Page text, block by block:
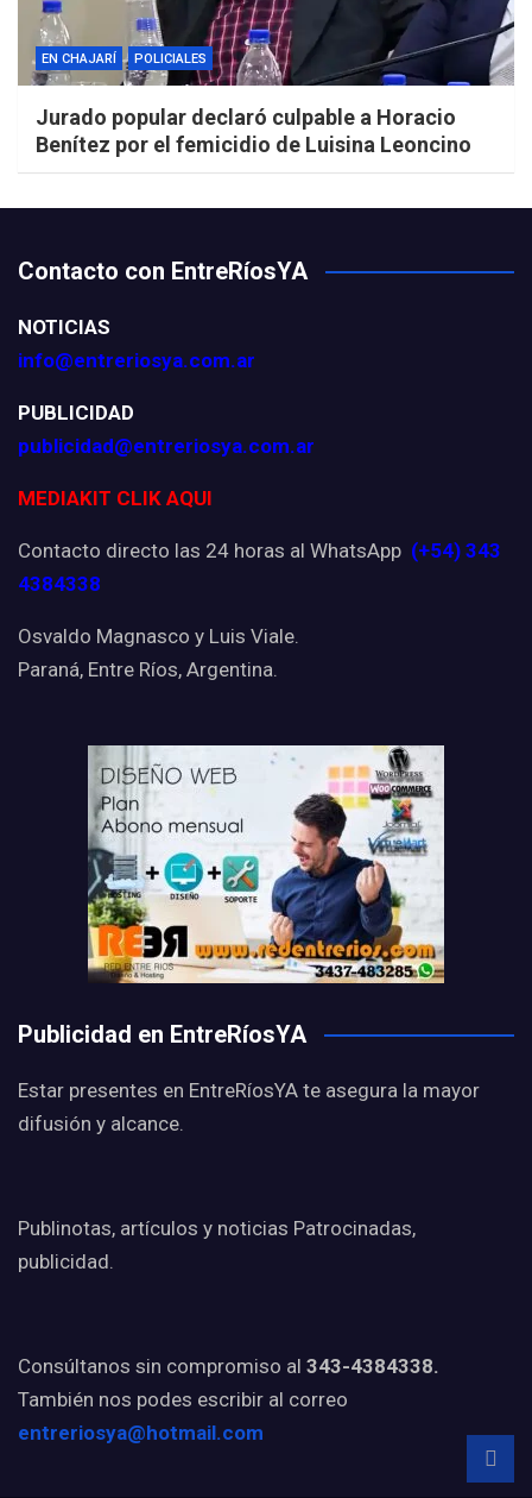
EN CHAJARÍ POLICIALES
Jurado popular declaró culpable a Horacio
Benítez por el femicidio de Luisina Leoncino
Contacto con EntreRíosYA
NOTICIAS
info@entreriosya.com.ar
PUBLICIDAD
publicidad@entreriosya.com.ar
MEDIAKIT CLIK AQUI
Contacto directo las 24 horas al WhatsApp (+54) 343
4384338
Osvaldo Magnasco y Luis Viale.
Paraná, Entre Ríos, Argentina.
Publicidad en EntreRíosYA
Estar presentes en EntreRíosYA te asegura la mayor
difusión y alcance.
Publinotas, artículos y noticias Patrocinadas,
publicidad.
Consúltanos sin compromiso al 343-4384338.
También nos podes escribir al correo
entreriosya@hotmail.com